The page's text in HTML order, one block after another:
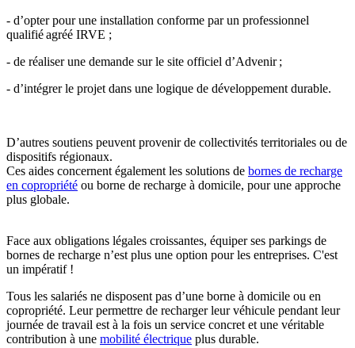
- d’opter pour une installation conforme par un professionnel
qualifié agréé IRVE ;
- de réaliser une demande sur le site officiel d’Advenir ;
- d’intégrer le projet dans une logique de développement durable.
D’autres soutiens peuvent provenir de collectivités territoriales ou de
dispositifs régionaux.
Ces aides concernent également les solutions de bornes de recharge
en copropriété ou borne de recharge à domicile, pour une approche
plus globale.
Face aux obligations légales croissantes, équiper ses parkings de
bornes de recharge n’est plus une option pour les entreprises. C'est
un impératif !
Tous les salariés ne disposent pas d’une borne à domicile ou en
copropriété. Leur permettre de recharger leur véhicule pendant leur
journée de travail est à la fois un service concret et une véritable
contribution à une mobilité électrique plus durable.